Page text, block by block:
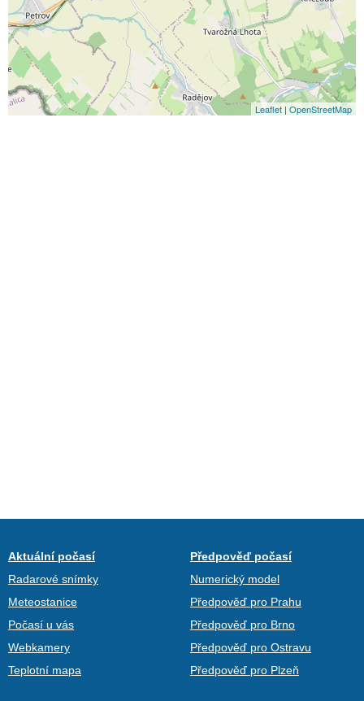
Leaflet | OpenStreetMap
Aktuální počasí
Radarové snímky
Meteostanice
Počasí u vás
Webkamery
Teplotní mapa
Předpověď počasí
Numerický model
Předpověď pro Prahu
Předpověď pro Brno
Předpověď pro Ostravu
Předpověď pro Plzeň